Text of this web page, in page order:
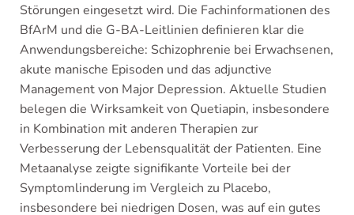
Störungen eingesetzt wird. Die Fachinformationen des
BfArM und die G-BA-Leitlinien definieren klar die
Anwendungsbereiche: Schizophrenie bei Erwachsenen,
akute manische Episoden und das adjunctive
Management von Major Depression. Aktuelle Studien
belegen die Wirksamkeit von Quetiapin, insbesondere
in Kombination mit anderen Therapien zur
Verbesserung der Lebensqualität der Patienten. Eine
Metaanalyse zeigte signifikante Vorteile bei der
Symptomlinderung im Vergleich zu Placebo,
insbesondere bei niedrigen Dosen, was auf ein gutes